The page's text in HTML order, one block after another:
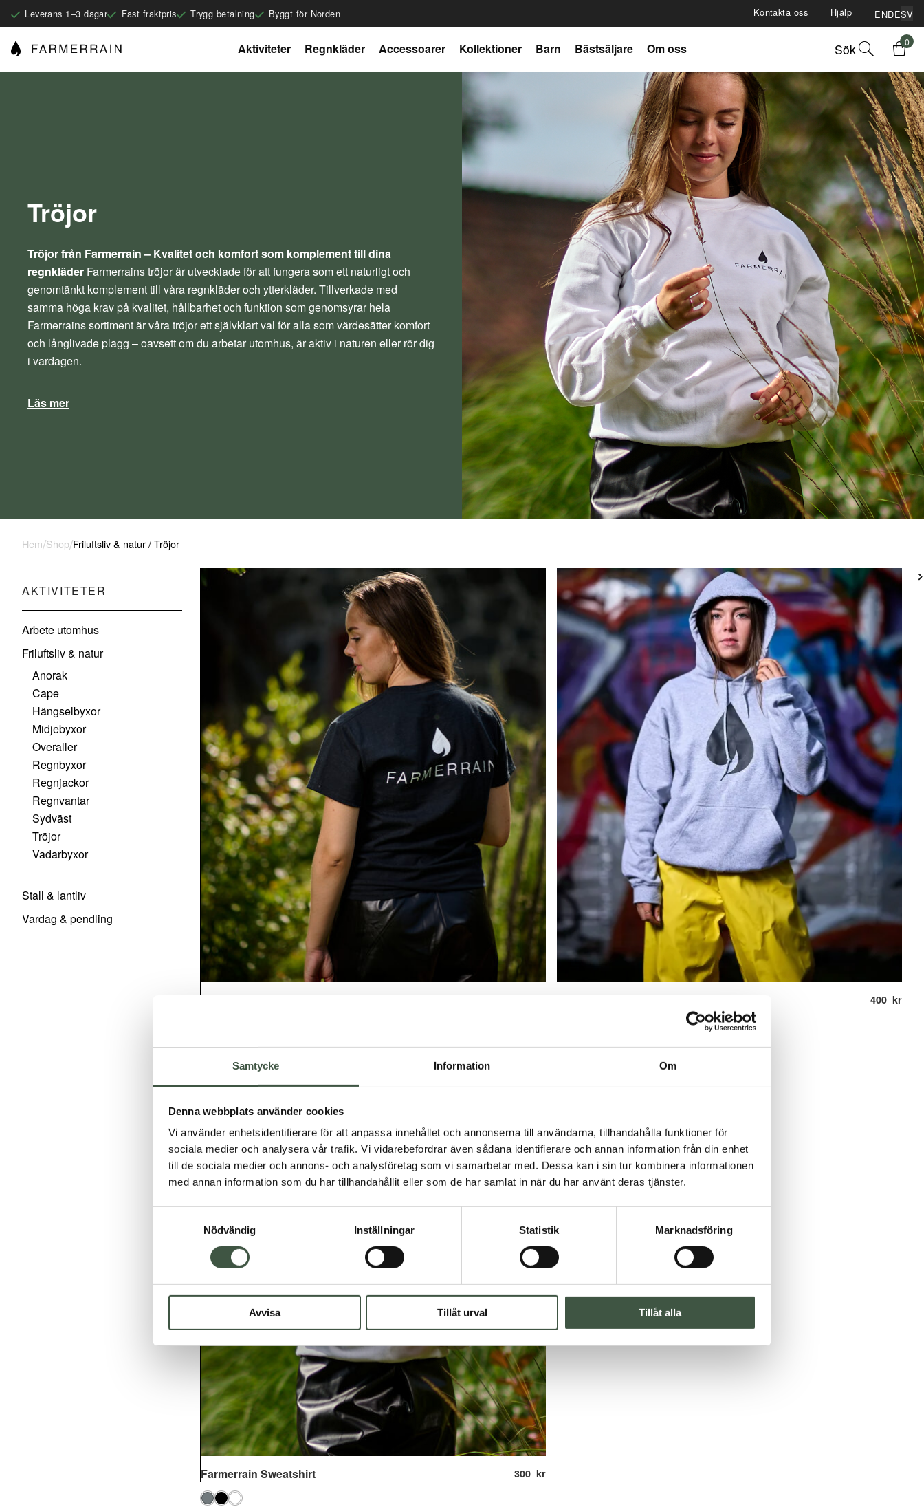
Samtycke Information Om
Denna webbplats använder cookies
Vi använder enhetsidentifierare för att anpassa innehållet och annonserna till användarna, tillhandahålla funktioner för
sociala medier och analysera vår trafik. Vi vidarebefordrar även sådana identifierare och annan information från din enhet
till de sociala medier och annons- och analysföretag som vi samarbetar med. Dessa kan i sin tur kombinera informationen
med annan information som du har tillhandahållit eller som de har samlat in när du har använt deras tjänster.
Nödvändig
Inställningar Statistik Marknadsföring
Avvisa Tillåt urval Tillåt alla
Leverans 1–3 dagar Fast fraktpris Trygg betalning Byggt för Norden Kontakta oss Hjälp ENDESV
Aktiviteter Regnkläder Accessoarer Kollektioner Barn Bästsäljare Om oss Sök 0
Tröjor
Tröjor från Farmerrain – Kvalitet och komfort som komplement till dina
regnkläder Farmerrains tröjor är utvecklade för att fungera som ett naturligt och
genomtänkt komplement till våra regnkläder och ytterkläder. Tillverkade med
samma höga krav på kvalitet, hållbarhet och funktion som genomsyrar hela
Farmerrains sortiment är våra tröjor ett självklart val för alla som värdesätter komfort
och långlivade plagg – oavsett om du arbetar utomhus, är aktiv i naturen eller rör dig
i vardagen.
Läs mer
Hem/Shop/Friluftsliv & natur/Tröjor
AKTIVITETER
Arbete utomhus
Friluftsliv & natur
Anorak
Cape
Hängselbyxor
Midjebyxor
Overaller
Regnbyxor
Regnjackor
Regnvantar
Sydväst
Tröjor
Vadarbyxor
Stall & lantliv
Vardag & pendling
400 kr
Farmerrain Sweatshirt 300 kr